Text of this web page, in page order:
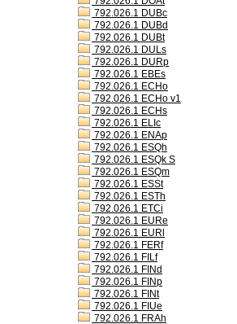
792.026.1 DUBc
792.026.1 DUBd
792.026.1 DUBt
792.026.1 DULs
792.026.1 DURp
792.026.1 EBEs
792.026.1 ECHo
792.026.1 ECHo v1
792.026.1 ECHs
792.026.1 ELIc
792.026.1 ENAp
792.026.1 ESQh
792.026.1 ESQk S
792.026.1 ESQm
792.026.1 ESSt
792.026.1 ESTh
792.026.1 ETCi
792.026.1 EURe
792.026.1 EURl
792.026.1 FERf
792.026.1 FILf
792.026.1 FINd
792.026.1 FINp
792.026.1 FINt
792.026.1 FIUe
792.026.1 FRAh